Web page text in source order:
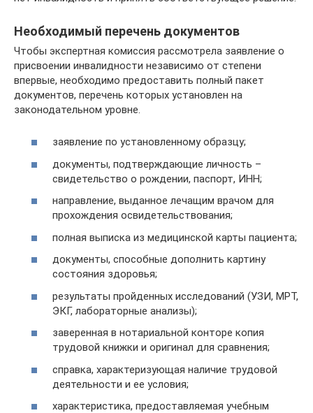
Необходимый перечень документов
Чтобы экспертная комиссия рассмотрела заявление о
присвоении инвалидности независимо от степени
впервые, необходимо предоставить полный пакет
документов, перечень которых установлен на
законодательном уровне.
заявление по установленному образцу;
документы, подтверждающие личность –
свидетельство о рождении, паспорт, ИНН;
направление, выданное лечащим врачом для
прохождения освидетельствования;
полная выписка из медицинской карты пациента;
документы, способные дополнить картину
состояния здоровья;
результаты пройденных исследований (УЗИ, МРТ,
ЭКГ, лабораторные анализы);
заверенная в нотариальной конторе копия
трудовой книжки и оригинал для сравнения;
справка, характеризующая наличие трудовой
деятельности и ее условия;
характеристика, предоставляемая учебным